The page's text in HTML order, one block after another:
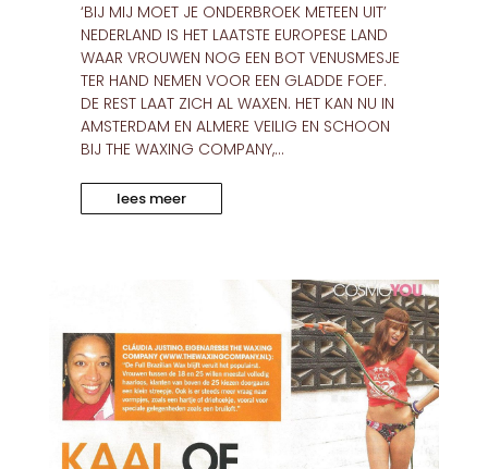
‘BIJ MIJ MOET JE ONDERBROEK METEEN UIT’
NEDERLAND IS HET LAATSTE EUROPESE LAND
WAAR VROUWEN NOG EEN BOT VENUSMESJE
TER HAND NEMEN VOOR EEN GLADDE FOEF.
DE REST LAAT ZICH AL WAXEN. HET KAN NU IN
AMSTERDAM EN ALMERE VEILIG EN SCHOON
BIJ THE WAXING COMPANY,...
lees meer